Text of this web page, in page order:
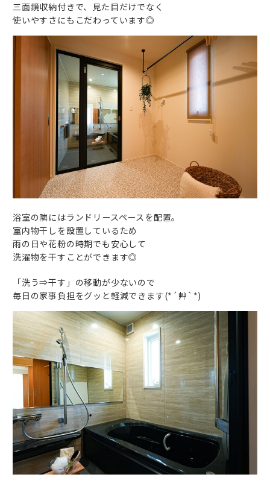
三面鏡収納付きで、見た目だけでなく
使いやすさにもこだわっています◎
浴室の隣にはランドリースペースを配置。
室内物干しを設置しているため
雨の日や花粉の時期でも安心して
洗濯物を干すことができます◎
「洗う⇒干す」の移動が少ないので
毎日の家事負担をグッと軽減できます(*´艸`*)